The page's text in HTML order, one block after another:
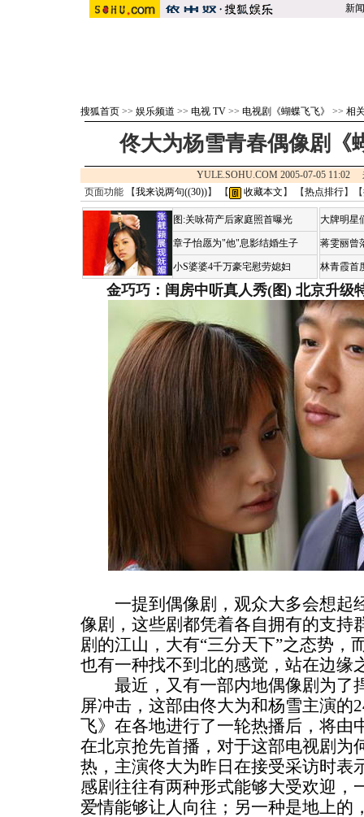
新闻
搜狐首页>> 娱乐频道 >> 电视 TV>> 电视剧《蝴蝶飞飞》 >> 相
佟大为杨雪青春偶像剧《
YULE.SOHU.COM 2005-07-05 11:02
页面功能 【我来说两句((30))】 【 收藏本文 】 【热点排行】【
图:关咏荷产后家庭照首曝光
章子怡愿为"他"息影结婚生子
小S婆婆4千万豪宅慰劳媳妇
大牌明星
蒋雯丽曾
林青霞首
金巧巧：闺房中听真人秀(图) 北京升级
一提到偶像剧，观众大多会想起
像剧，这些剧都凭着各自拥有的支持
剧的江山，大有“三分天下”之态势，
也有一种找不到北的感觉，站在边缘
最近，又有一部内地偶像剧为了
屏冲击，这部由佟大为和杨雪主演的
飞》在各地进行了一轮热播后，将由
在北京抢先首播，对于这部电视剧为
热，主演佟大为昨日在接受采访时表
感剧往往有两种形式能够大受欢迎，
爱情能够让人向往；另一种是地上的